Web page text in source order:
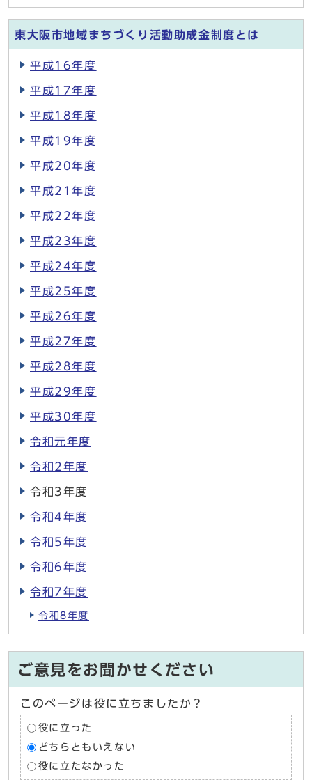
東大阪市地域まちづくり活動助成金制度とは
平成16年度
平成17年度
平成18年度
平成19年度
平成20年度
平成21年度
平成22年度
平成23年度
平成24年度
平成25年度
平成26年度
平成27年度
平成28年度
平成29年度
平成30年度
令和元年度
令和2年度
令和3年度
令和4年度
令和5年度
令和6年度
令和7年度
令和8年度
ご意見をお聞かせください
このページは役に立ちましたか？
役に立った
どちらともいえない
役に立たなかった